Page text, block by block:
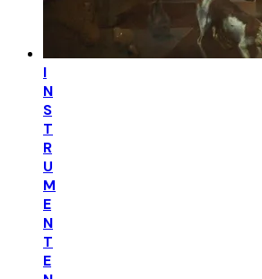
I
N
S
T
R
U
M
E
N
T
E